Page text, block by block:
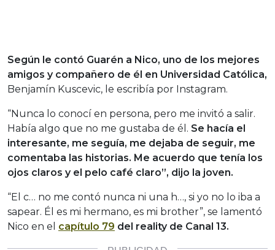
Según le contó Guarén a Nico, uno de los mejores
amigos y compañero de él en Universidad Católica,
Benjamín Kuscevic, le escribía por Instagram.
“Nunca lo conocí en persona, pero me invitó a salir.
Había algo que no me gustaba de él. Se hacía el
interesante, me seguía, me dejaba de seguir, me
comentaba las historias. Me acuerdo que tenía los
ojos claros y el pelo café claro”, dijo la joven.
“El c… no me contó nunca ni una h…, si yo no lo iba a
sapear. Él es mi hermano, es mi brother”, se lamentó
Nico en el capítulo 79 del reality de Canal 13.